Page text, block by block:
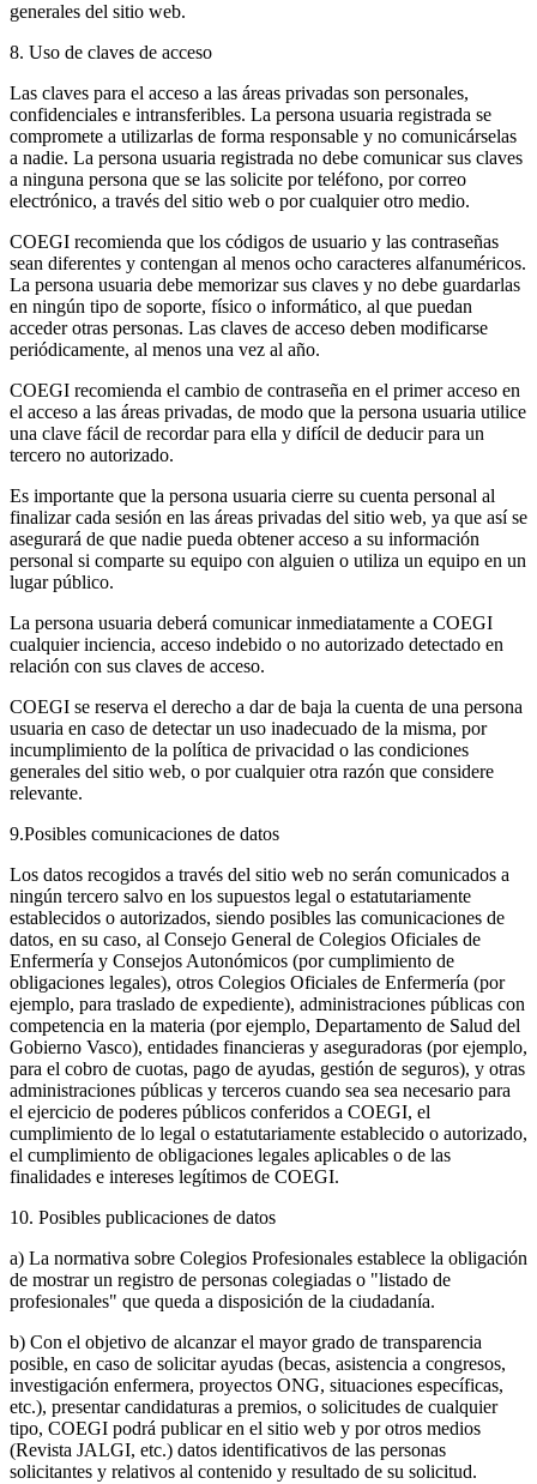
generales del sitio web.
8. Uso de claves de acceso
Las claves para el acceso a las áreas privadas son personales,
confidenciales e intransferibles. La persona usuaria registrada se
compromete a utilizarlas de forma responsable y no comunicárselas
a nadie. La persona usuaria registrada no debe comunicar sus claves
a ninguna persona que se las solicite por teléfono, por correo
electrónico, a través del sitio web o por cualquier otro medio.
COEGI recomienda que los códigos de usuario y las contraseñas
sean diferentes y contengan al menos ocho caracteres alfanuméricos.
La persona usuaria debe memorizar sus claves y no debe guardarlas
en ningún tipo de soporte, físico o informático, al que puedan
acceder otras personas. Las claves de acceso deben modificarse
periódicamente, al menos una vez al año.
COEGI recomienda el cambio de contraseña en el primer acceso en
el acceso a las áreas privadas, de modo que la persona usuaria utilice
una clave fácil de recordar para ella y difícil de deducir para un
tercero no autorizado.
Es importante que la persona usuaria cierre su cuenta personal al
finalizar cada sesión en las áreas privadas del sitio web, ya que así se
asegurará de que nadie pueda obtener acceso a su información
personal si comparte su equipo con alguien o utiliza un equipo en un
lugar público.
La persona usuaria deberá comunicar inmediatamente a COEGI
cualquier inciencia, acceso indebido o no autorizado detectado en
relación con sus claves de acceso.
COEGI se reserva el derecho a dar de baja la cuenta de una persona
usuaria en caso de detectar un uso inadecuado de la misma, por
incumplimiento de la política de privacidad o las condiciones
generales del sitio web, o por cualquier otra razón que considere
relevante.
9.Posibles comunicaciones de datos
Los datos recogidos a través del sitio web no serán comunicados a
ningún tercero salvo en los supuestos legal o estatutariamente
establecidos o autorizados, siendo posibles las comunicaciones de
datos, en su caso, al Consejo General de Colegios Oficiales de
Enfermería y Consejos Autonómicos (por cumplimiento de
obligaciones legales), otros Colegios Oficiales de Enfermería (por
ejemplo, para traslado de expediente), administraciones públicas con
competencia en la materia (por ejemplo, Departamento de Salud del
Gobierno Vasco), entidades financieras y aseguradoras (por ejemplo,
para el cobro de cuotas, pago de ayudas, gestión de seguros), y otras
administraciones públicas y terceros cuando sea sea necesario para
el ejercicio de poderes públicos conferidos a COEGI, el
cumplimiento de lo legal o estatutariamente establecido o autorizado,
el cumplimiento de obligaciones legales aplicables o de las
finalidades e intereses legítimos de COEGI.
10. Posibles publicaciones de datos
a) La normativa sobre Colegios Profesionales establece la obligación
de mostrar un registro de personas colegiadas o "listado de
profesionales" que queda a disposición de la ciudadanía.
b) Con el objetivo de alcanzar el mayor grado de transparencia
posible, en caso de solicitar ayudas (becas, asistencia a congresos,
investigación enfermera, proyectos ONG, situaciones específicas,
etc.), presentar candidaturas a premios, o solicitudes de cualquier
tipo, COEGI podrá publicar en el sitio web y por otros medios
(Revista JALGI, etc.) datos identificativos de las personas
solicitantes y relativos al contenido y resultado de su solicitud.